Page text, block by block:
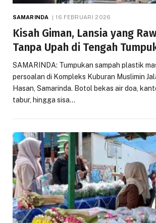
SAMARINDA 16 FEBRUARI 2026
Kisah Giman, Lansia yang
Tanpa Upah di Tengah
SAMARINDA: Tumpukan sampah plastik
persoalan di Kompleks Kuburan Muslimin
Hasan, Samarinda. Botol bekas air doa,
tabur, hingga sisa…